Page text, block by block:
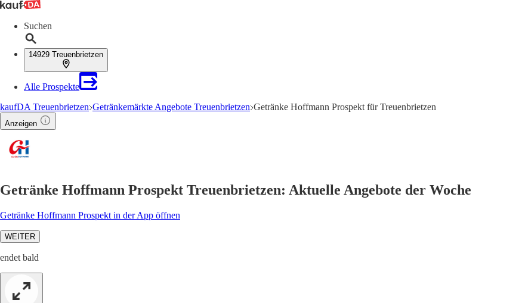
Suchen
14929 Treuenbrietzen
Alle Prospekte
kaufDA Treuenbrietzen Getränkemärkte Angebote Treuenbrietzen Getränke Hoffmann Prospekt für Treuenbrietzen
Anzeigen
Getränke Hoffmann Prospekt Treuenbrietzen: Aktuelle Angebote der Woche
Getränke Hoffmann Prospekt in der App öffnen
WEITER
endet bald